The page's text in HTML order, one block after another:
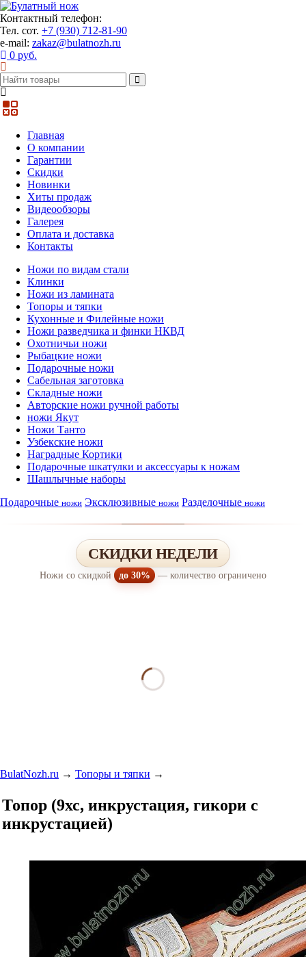
Контактный телефон:
Тел. сот. +7 (930) 712-81-90
e-mail: zakaz@bulatnozh.ru
0 руб.
Главная
О компании
Гарантии
Скидки
Новинки
Хиты продаж
Видеообзоры
Галерея
Оплата и доставка
Контакты
Ножи по видам стали
Клинки
Ножи из ламината
Топоры и тяпки
Кухонные и Филейные ножи
Ножи разведчика и финки НКВД
Охотничьи ножи
Рыбацкие ножи
Подарочные ножи
Сабельная заготовка
Складные ножи
Авторские ножи ручной работы
ножи Якут
Ножи Танто
Узбекские ножи
Наградные Кортики
Подарочные шкатулки и аксессуары к ножам
Шашлычные наборы
Подарочные ножи Эксклюзивные ножи Разделочные ножи
СКИДКИ НЕДЕЛИ
Ножи со скидкой до 30% — количество ограничено
BulatNozh.ru → Топоры и тяпки →
Топор (9хс, инкрустация, гикори с
инкрустацией)